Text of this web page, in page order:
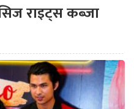
राइट्स कब्जा